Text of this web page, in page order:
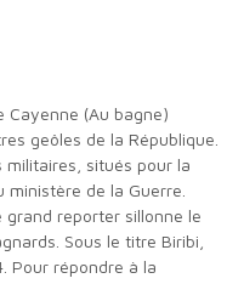
geôles de la République.
situés pour la
de la Guerre.
reporter sillonne le
Sous le titre Biribi,
Pour répondre à la